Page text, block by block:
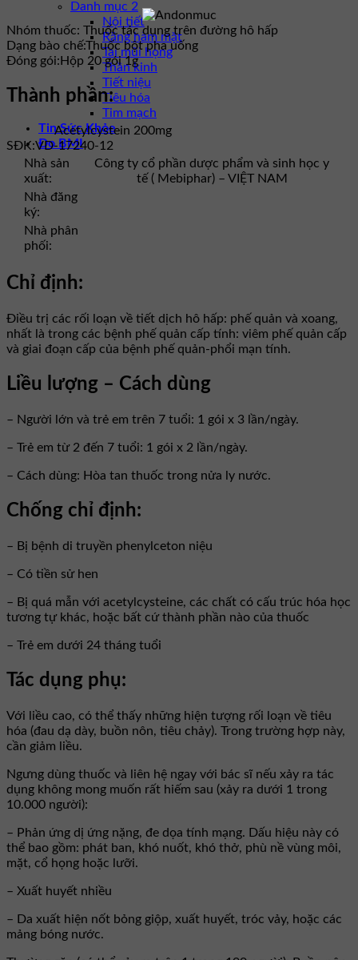
Danh mục 2
Nội tiết
Răng hàm mặt
Tai mũi họng
Thần kinh
Tiết niệu
Tiêu hóa
Tim mạch
Tin Sức Khỏe
Đo BMI
Nhóm thuốc: Thuốc tác dụng trên đường hô hấp
Dạng bào chế:Thuốc bột pha uống
Đóng gói: Hộp 20 gói 1g
Thành phần:
Acetylcystein 200mg
SĐK:VD-17240-12
Nhà sản
xuất:
Công ty cổ phần dược phẩm và sinh học y
tế ( Mebiphar) – VIỆT NAM
Nhà đăng
ký:
Nhà phân
phối:
Chỉ định:
Ðiều trị các rối loạn về tiết dịch hô hấp: phế quản và xoang,
nhất là trong các bệnh phế quản cấp tính: viêm phế quản cấp
và giai đoạn cấp của bệnh phế quản-phổi mạn tính.
Liều lượng – Cách dùng
– Người lớn và trẻ em trên 7 tuổi: 1 gói x 3 lần/ngày.
– Trẻ em từ 2 đến 7 tuổi: 1 gói x 2 lần/ngày.
– Cách dùng: Hòa tan thuốc trong nửa ly nước.
Chống chỉ định:
– Bị bệnh di truyền phenylceton niệu
– Có tiền sử hen
– Bị quá mẫn với acetylcysteine, các chất có cấu trúc hóa học
tương tự khác, hoặc bất cứ thành phần nào của thuốc
– Trẻ em dưới 24 tháng tuổi
Tác dụng phụ:
Với liều cao, có thể thấy những hiện tượng rối loạn về tiêu
hóa (đau dạ dày, buồn nôn, tiêu chảy). Trong trường hợp này,
cần giảm liều.
Ngưng dùng thuốc và liên hệ ngay với bác sĩ nếu xảy ra tác
dụng không mong muốn rất hiếm sau (xảy ra dưới 1 trong
10.000 người):
– Phản ứng dị ứng nặng, đe dọa tính mạng. Dấu hiệu này có
thể bao gồm: phát ban, khó nuốt, khó thở, phù nề vùng môi,
mặt, cổ họng hoặc lưỡi.
– Xuất huyết nhiều
– Da xuất hiện nốt bỏng giộp, xuất huyết, tróc vảy, hoặc các
mảng bóng nước.